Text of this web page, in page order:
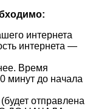
интернета
интернета —
Время
минут до начала
отправлена